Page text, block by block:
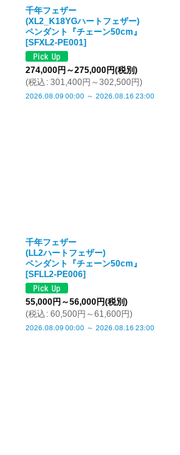
千年フェザー
(XL2_K18YGハートフェザー)
ペンダント『チェーン50cm』
[SFXL2-PE001]
274,000円 ～275,000円(税別)
(税込 : 301,400円 ～302,500円)
2026.08.09 00:00 ～ 2026.08.16 23:00
千年フェザー
(LL2ハートフェザー)
ペンダント『チェーン50cm』
[SFLL2-PE006]
55,000円 ～56,000円(税別)
(税込 : 60,500円 ～61,600円)
2026.08.09 00:00 ～ 2026.08.16 23:00